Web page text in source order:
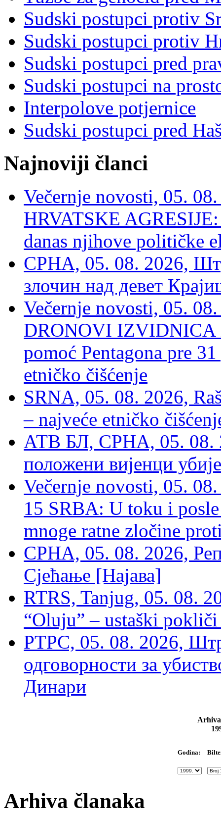
Sudski postupci protiv
Sudski postupci protiv
Sudski postupci pred
Sudski postupci na
Interpolove potjernice
Sudski postupci pred
Najnoviji članci
Večernje novosti, 05.
HRVATSKE
danas njihove političke
СРНА, 05. 08. 2026,
злочин над девет
Večernje novosti, 05.
DRONOVI IZVIDNICA
pomoć Pentagona pre
etničko čišćenje
SRNA, 05. 08. 2026,
– najveće etničko
АТВ БЛ, СРНА, 05. 08.
положени вијенци
Večernje novosti, 05.
15 SRBA: U toku i
mnoge ratne zločine
СРНА, 05. 08. 2026,
Сјећање [Најава]
RTRS, Tanjug, 05. 08.
“Oluju” – ustaški
РТРС, 05. 08. 2026,
одговорности за
Динари
Godina:
Arhiva članaka